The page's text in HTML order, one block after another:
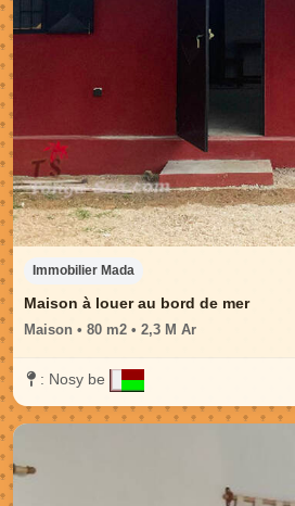
Immobilier Mada
Maison à louer au bord de mer
Maison • 80 m2 • 2,3 M Ar
: Nosy be